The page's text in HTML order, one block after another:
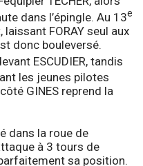
dans l’épingle. Au 13e
laissant FORAY seul aux
donc bouleversé.
ESCUDIER, tandis
les jeunes pilotes
GINES reprend la
dans la roue de
à 3 tours de
sa position.